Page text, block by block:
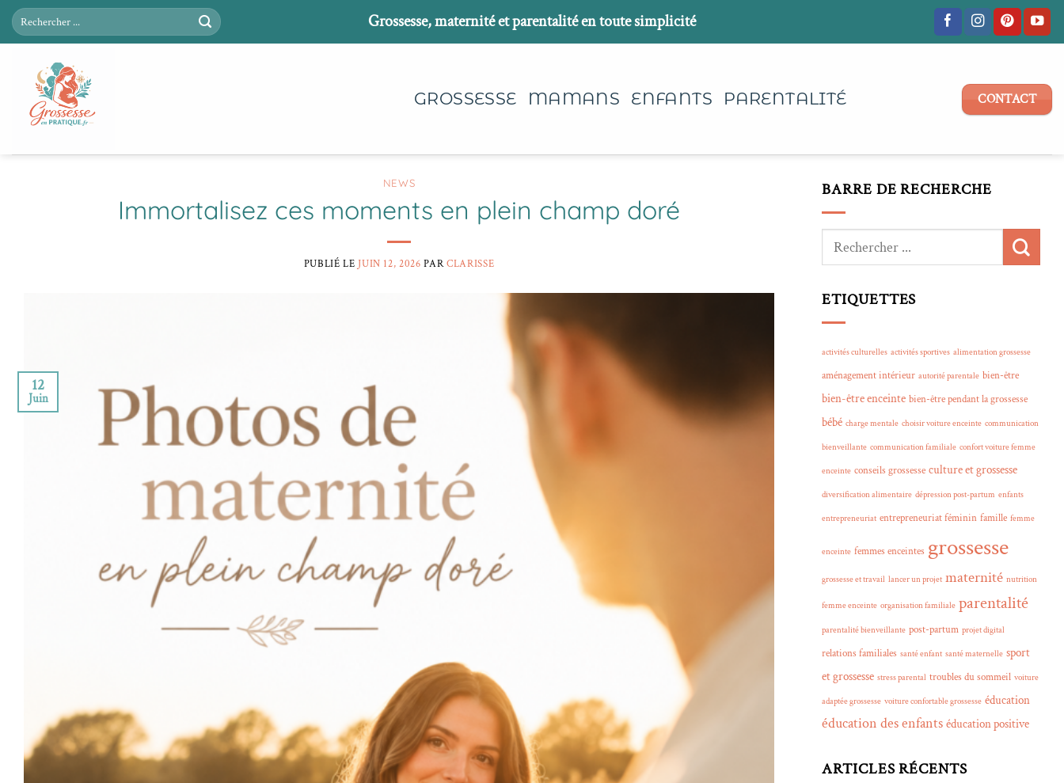
Passer
au
Grossesse, maternité et parentalité en toute simplicité
GROSSESSE MAMANS ENFANTS PARENTALITÉ CONTACT
NEWS
Immortalisez ces moments en plein champ doré
PUBLIÉ LE JUIN 12, 2026 PARCLARISSE
12
Juin
BARRE DE RECHERCHE
ETIQUETTES
activités culturelles activités sportives alimentation grossesse
aménagement intérieur autorité parentale bien-être
bien-être enceinte bien-être pendant la grossesse
bébé charge mentale choisir voiture enceinte communication
bienveillante communication familiale confort voiture femme
enceinte conseils grossesse culture et grossesse
diversification alimentaire dépression post-partum enfants
entrepreneuriat entrepreneuriat féminin famille femme
enceinte femmes enceintes grossesse
grossesse et travail lancer un projet maternité nutrition
femme enceinte organisation familiale parentalité
parentalité bienveillante post-partum projet digital
relations familiales santé enfant santé maternelle sport
et grossesse stress parental troubles du sommeil voiture
adaptée grossesse voiture confortable grossesse éducation
éducation des enfants éducation positive
ARTICLES RÉCENTS